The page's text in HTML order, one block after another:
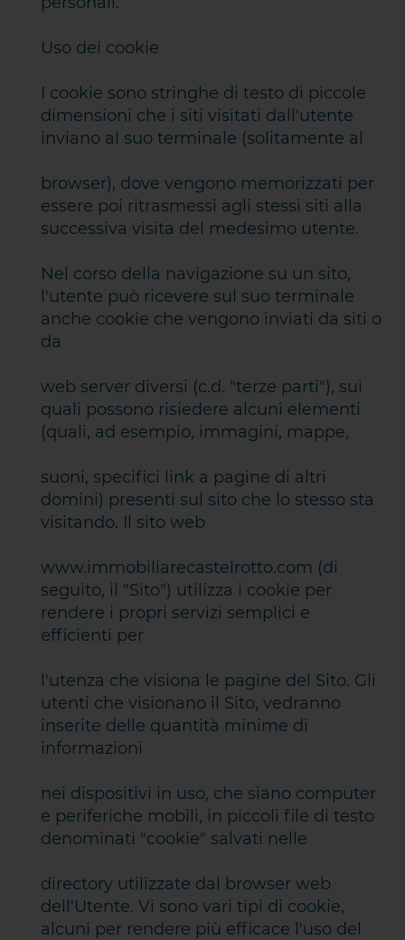
Uso dei cookie
I cookie sono stringhe di testo di piccole
dimensioni che i siti visitati dall'utente
inviano al suo terminale (solitamente al
browser), dove vengono memorizzati per
essere poi ritrasmessi agli stessi siti alla
successiva visita del medesimo utente.
Nel corso della navigazione su un sito,
l'utente può ricevere sul suo terminale
anche cookie che vengono inviati da siti o
da
web server diversi (c.d. "terze parti"), sui
quali possono risiedere alcuni elementi
(quali, ad esempio, immagini, mappe,
suoni, specifici link a pagine di altri
domini) presenti sul sito che lo stesso sta
visitando. Il sito web
www.immobiliarecastelrotto.com (di
seguito, il "Sito") utilizza i cookie per
rendere i propri servizi semplici e
efficienti per
l'utenza che visiona le pagine del Sito. Gli
utenti che visionano il Sito, vedranno
inserite delle quantità minime di
informazioni
nei dispositivi in uso, che siano computer
e periferiche mobili, in piccoli file di testo
denominati "cookie" salvati nelle
directory utilizzate dal browser web
dell'Utente. Vi sono vari tipi di cookie,
alcuni per rendere più efficace l'uso del